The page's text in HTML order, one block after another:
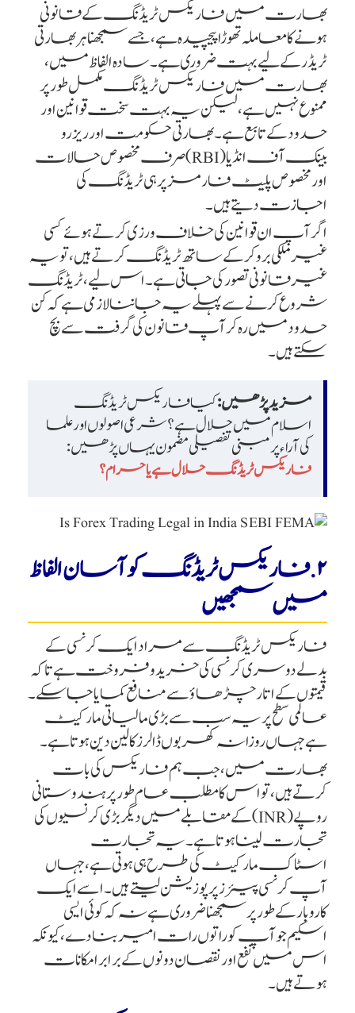
بھارت میں فاریکس ٹریڈنگ کے قانونی
ہونے کا معاملہ تھوڑا پیچیدہ ہے، جسے سمجھنا ہر بھارتی
ٹریڈر کے لیے بہت ضروری ہے۔ سادہ الفاظ میں،
بھارت میں فاریکس ٹریڈنگ مکمل طور پر
ممنوع نہیں ہے، لیکن یہ بہت سخت قوانین اور
حدود کے تابع ہے۔ بھارتی حکومت اور ریزرو
بینک آف انڈیا (RBI) صرف مخصوص حالات
اور مخصوص پلیٹ فارمز پر ہی ٹریڈنگ کی
اجازت دیتے ہیں۔
اگر آپ ان قوانین کی خلاف ورزی کرتے ہوئے کسی
غیر ملکی بروکر کے ساتھ ٹریڈنگ کرتے ہیں، تو یہ
غیر قانونی تصور کی جاتی ہے۔ اس لیے، ٹریڈنگ
شروع کرنے سے پہلے یہ جاننا لازمی ہے کہ کن
حدود میں رہ کر آپ قانون کی گرفت سے بچ
سکتے ہیں۔
مزید پڑھیں:کیا فاریکس ٹریڈنگ
اسلام میں حلال ہے؟ شرعی اصولوں اور علما
کی آراء پر مبنی تفصیلی مضمون یہاں پڑھیں:
فاریکس ٹریڈنگ حلال ہے یا حرام؟
۲. فاریکس ٹریڈنگ کو آسان الفاظ
میں سمجھیں
فاریکس ٹریڈنگ سے مراد ایک کرنسی کے
بدلے دوسری کرنسی کی خرید و فروخت ہے تاکہ
قیمتوں کے اتار چڑھاؤ سے منافع کمایا جا سکے۔
عالمی سطح پر یہ سب سے بڑی مالیاتی مارکیٹ
ہے جہاں روزانہ کھربوں ڈالرز کا لین دین ہوتا ہے۔
بھارت میں، جب ہم فاریکس کی بات
کرتے ہیں، تو اس کا مطلب عام طور پر ہندوستانی
روپے (INR) کے مقابلے میں دیگر بڑی کرنسیوں کی
تجارت لینا ہوتا ہے۔ یہ تجارت
اسٹاک مارکیٹ کی طرح ہی ہوتی ہے، جہاں
آپ کرنسی پیئرز پر پوزیشن لیتے ہیں۔ اسے ایک
کاروبار کے طور پر سمجھنا ضروری ہے نہ کہ کوئی ایسی
اسکیم جو آپ کو راتوں رات امیر بنا دے، کیونکہ
اس میں نفع اور نقصان دونوں کے برابر امکانات
ہوتے ہیں۔